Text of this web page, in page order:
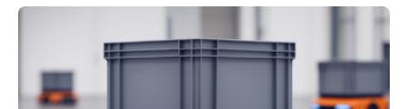
an der Achse Kettenhofweg/Robert-Mayer-Straße
durch. Wie diese angenommen werden und was sie
bewirken, haben Forscher*innen der Frankfurt University